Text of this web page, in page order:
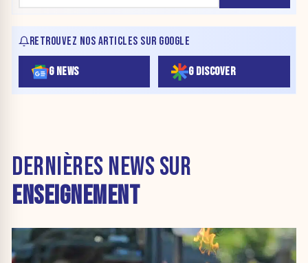
RETROUVEZ NOS ARTICLES SUR GOOGLE
G NEWS G DISCOVER
DERNIÈRES NEWS SUR
ENSEIGNEMENT